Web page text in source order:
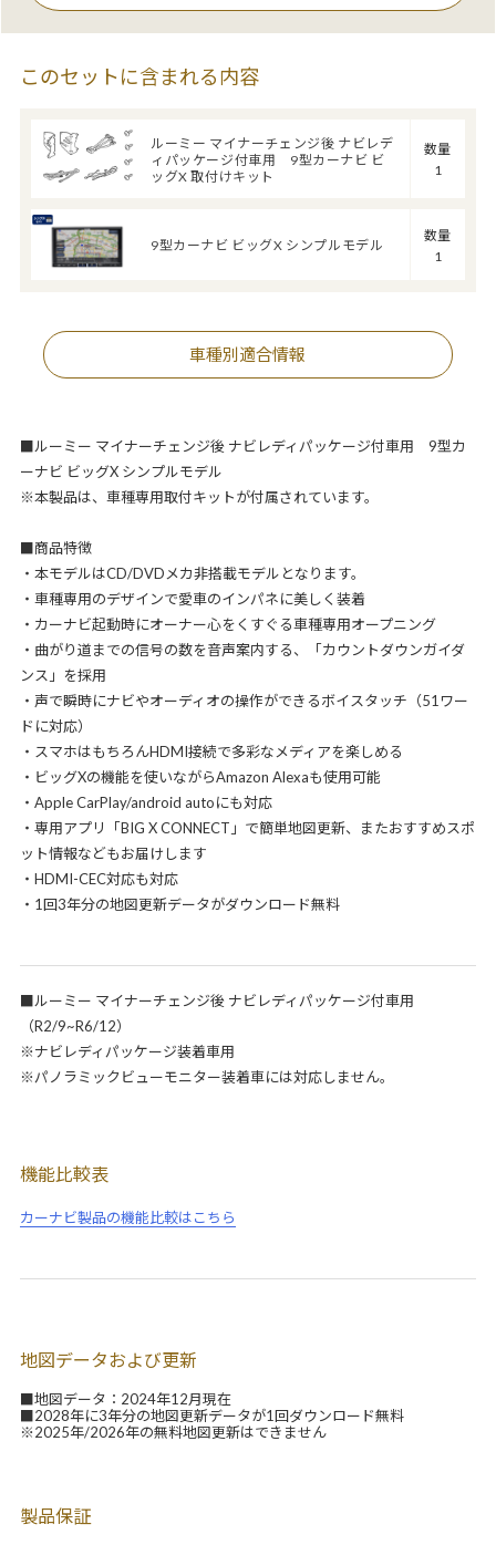
このセットに含まれる内容
ルーミー マイナーチェンジ後 ナビレデ
ィパッケージ付車用 9型カーナビ ビ
ッグX 取付けキット
数量
1
9型カーナビ ビッグX シンプルモデル
数量
1
車種別適合情報
■ルーミー マイナーチェンジ後 ナビレディパッケージ付車用 9型カ
ーナビ ビッグX シンプルモデル
※本製品は、車種専用取付キットが付属されています。
■商品特徴
・本モデルはCD/DVDメカ非搭載モデルとなります。
・車種専用のデザインで愛車のインパネに美しく装着
・カーナビ起動時にオーナー心をくすぐる車種専用オープニング
・曲がり道までの信号の数を音声案内する、「カウントダウンガイダ
ンス」を採用
・声で瞬時にナビやオーディオの操作ができるボイスタッチ（51ワー
ドに対応）
・スマホはもちろんHDMI接続で多彩なメディアを楽しめる
・ビッグXの機能を使いながらAmazon Alexaも使用可能
・Apple CarPlay/android autoにも対応
・専用アプリ「BIG X CONNECT」で簡単地図更新、またおすすめスポ
ット情報などもお届けします
・HDMI-CEC対応も対応
・1回3年分の地図更新データがダウンロード無料
■ルーミー マイナーチェンジ後 ナビレディパッケージ付車用
（R2/9~R6/12）
※ナビレディパッケージ装着車用
※パノラミックビューモニター装着車には対応しません。
機能比較表
カーナビ製品の機能比較はこちら
地図データおよび更新
■地図データ：2024年12月現在
■2028年に3年分の地図更新データが1回ダウンロード無料
※2025年/2026年の無料地図更新はできません
製品保証